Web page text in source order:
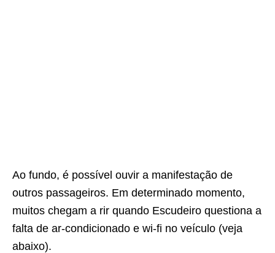
Ao fundo, é possível ouvir a manifestação de
outros passageiros. Em determinado momento,
muitos chegam a rir quando Escudeiro questiona a
falta de ar-condicionado e wi-fi no veículo (veja
abaixo).